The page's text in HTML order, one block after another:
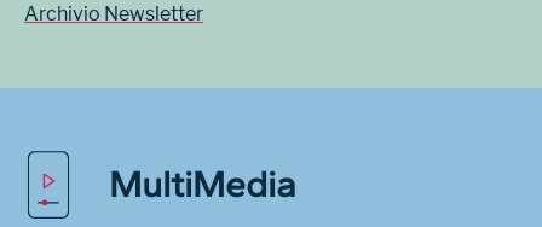
Archivio Newsletter
MultiMedia